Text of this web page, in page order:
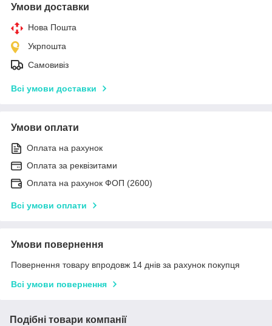
Умови доставки
Нова Пошта
Укрпошта
Самовивіз
Всі умови доставки
Умови оплати
Оплата на рахунок
Оплата за реквізитами
Оплата на рахунок ФОП (2600)
Всі умови оплати
Умови повернення
Повернення товару впродовж 14 днів за рахунок покупця
Всі умови повернення
Подібні товари компанії